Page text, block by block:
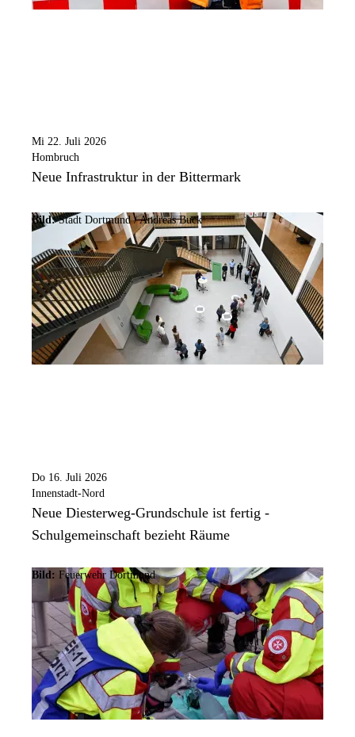
Mi 22. Juli 2026
Hombruch
Neue Infrastruktur in der Bittermark
Bild:Stadt Dortmund /Andreas Buck
Do 16. Juli 2026
Innenstadt-Nord
Neue Diesterweg-Grundschule ist fertig -
Schulgemeinschaft bezieht Räume
Bild: Feuerwehr Dortmund